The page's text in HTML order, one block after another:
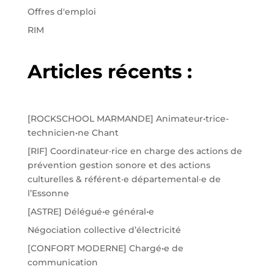
Offres d'emploi
RIM
Articles récents :
[ROCKSCHOOL MARMANDE] Animateur•trice-
technicien•ne Chant
[RIF] Coordinateur·rice en charge des actions de
prévention gestion sonore et des actions
culturelles & référent·e départemental·e de
l’Essonne
[ASTRE] Délégué•e général•e
Négociation collective d’électricité
[CONFORT MODERNE] Chargé•e de
communication